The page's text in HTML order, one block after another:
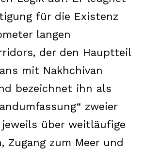
für die Existenz
langen
der den Hauptteil
mit Nakhchivan
bezeichnet ihn als
zweier
über weitläufige
Zugang zum Meer und